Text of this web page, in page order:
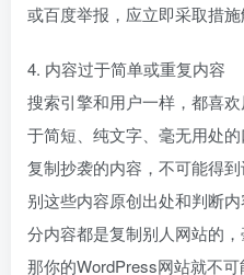
或百度举报，应立即采取措施
4. 内容过于简单或重复内容
搜索引擎和用户一样，都喜
于简短、纯文字、毫无用处的
复制抄袭的内容，不可能得
别这些内容原创出处和判断
分内容都是复制别人网站的
那你的WordPress网站就不可